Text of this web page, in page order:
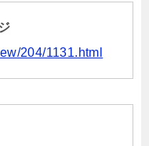
204/1131.html